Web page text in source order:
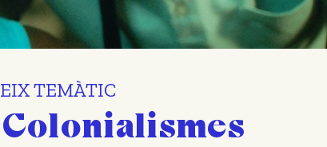
EIX TEMÀTIC
Colonialismes